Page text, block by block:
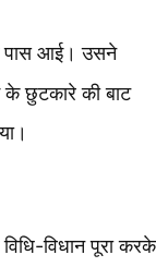
पास आई। उसने
के छुटकारे की बाट
विधान पूरा करके